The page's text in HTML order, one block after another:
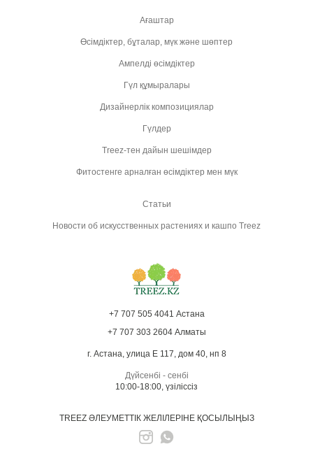
Ағаштар
Өсімдіктер, бұталар, мүк және шөптер
Ампелді өсімдіктер
Гүл құмыралары
Дизайнерлік композициялар
Гүлдер
Treez-тен дайын шешімдер
Фитостенге арналған өсімдіктер мен мүк
Статьи
Новости об искусственных растениях и кашпо Treez
+7 707 505 4041 Астана
+7 707 303 2604 Алматы
г. Астана, улица Е 117, дом 40, нп 8
Дүйсенбі - сенбі
10:00-18:00, үзіліссіз
TREEZ ӘЛЕУМЕТТІК ЖЕЛІЛЕРІНЕ ҚОСЫЛЫҢЫЗ